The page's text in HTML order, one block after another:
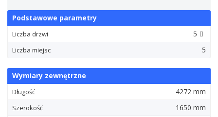
Podstawowe parametry
Liczba drzwi 5
Liczba miejsc 5
Wymiary zewnętrzne
Długość 4272 mm
Szerokość 1650 mm